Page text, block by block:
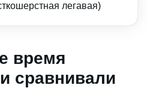
легавая)
время
сравнивали